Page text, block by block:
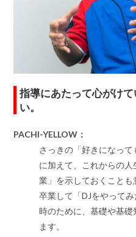
指導にあたって心がけ
い。
PACHI-YELLOW：
さっきの「好きになっ
に加えて、これからの
業」を示しておくこと
卒業して「DJをやって
時のために、基礎や基
ます。